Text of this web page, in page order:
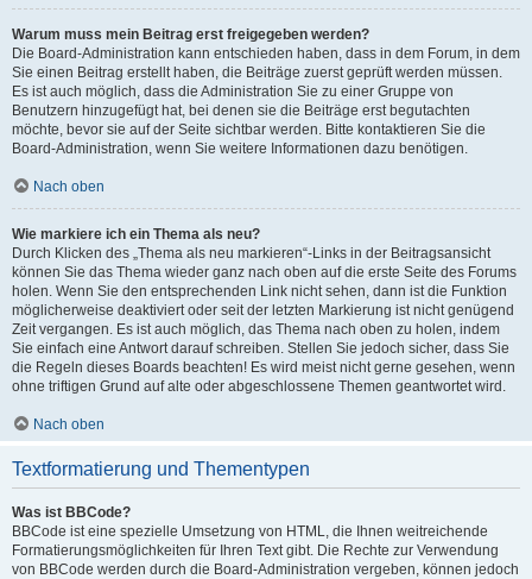
Warum muss mein Beitrag erst freigegeben werden?
Die Board-Administration kann entschieden haben, dass in dem Forum, in dem
Sie einen Beitrag erstellt haben, die Beiträge zuerst geprüft werden müssen.
Es ist auch möglich, dass die Administration Sie zu einer Gruppe von
Benutzern hinzugefügt hat, bei denen sie die Beiträge erst begutachten
möchte, bevor sie auf der Seite sichtbar werden. Bitte kontaktieren Sie die
Board-Administration, wenn Sie weitere Informationen dazu benötigen.
Nach oben
Wie markiere ich ein Thema als neu?
Durch Klicken des „Thema als neu markieren“-Links in der Beitragsansicht
können Sie das Thema wieder ganz nach oben auf die erste Seite des Forums
holen. Wenn Sie den entsprechenden Link nicht sehen, dann ist die Funktion
möglicherweise deaktiviert oder seit der letzten Markierung ist nicht genügend
Zeit vergangen. Es ist auch möglich, das Thema nach oben zu holen, indem
Sie einfach eine Antwort darauf schreiben. Stellen Sie jedoch sicher, dass Sie
die Regeln dieses Boards beachten! Es wird meist nicht gerne gesehen, wenn
ohne triftigen Grund auf alte oder abgeschlossene Themen geantwortet wird.
Nach oben
Textformatierung und Thementypen
Was ist BBCode?
BBCode ist eine spezielle Umsetzung von HTML, die Ihnen weitreichende
Formatierungsmöglichkeiten für Ihren Text gibt. Die Rechte zur Verwendung
von BBCode werden durch die Board-Administration vergeben, können jedoch